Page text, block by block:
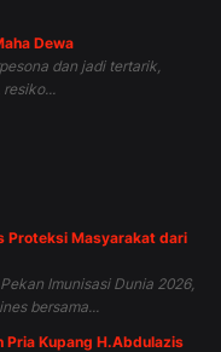
Dewa
dan jadi tertarik,
Proteksi Masyarakat dari
Imunisasi Dunia 2026,
bersama...
Pria Kupang H.Abdulazis